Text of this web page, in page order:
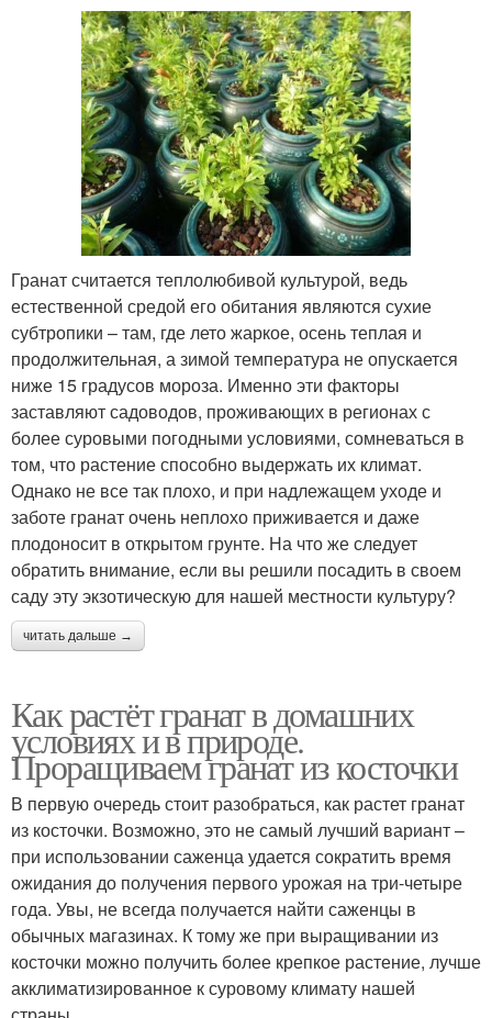
Гранат считается теплолюбивой культурой, ведь
естественной средой его обитания являются сухие
субтропики – там, где лето жаркое, осень теплая и
продолжительная, а зимой температура не опускается
ниже 15 градусов мороза. Именно эти факторы
заставляют садоводов, проживающих в регионах с
более суровыми погодными условиями, сомневаться в
том, что растение способно выдержать их климат.
Однако не все так плохо, и при надлежащем уходе и
заботе гранат очень неплохо приживается и даже
плодоносит в открытом грунте. На что же следует
обратить внимание, если вы решили посадить в своем
саду эту экзотическую для нашей местности культуру?
читать дальше →
Как растёт гранат в домашних
условиях и в природе.
Проращиваем гранат из косточки
В первую очередь стоит разобраться, как растет гранат
из косточки. Возможно, это не самый лучший вариант –
при использовании саженца удается сократить время
ожидания до получения первого урожая на три-четыре
года. Увы, не всегда получается найти саженцы в
обычных магазинах. К тому же при выращивании из
косточки можно получить более крепкое растение, лучше
акклиматизированное к суровому климату нашей